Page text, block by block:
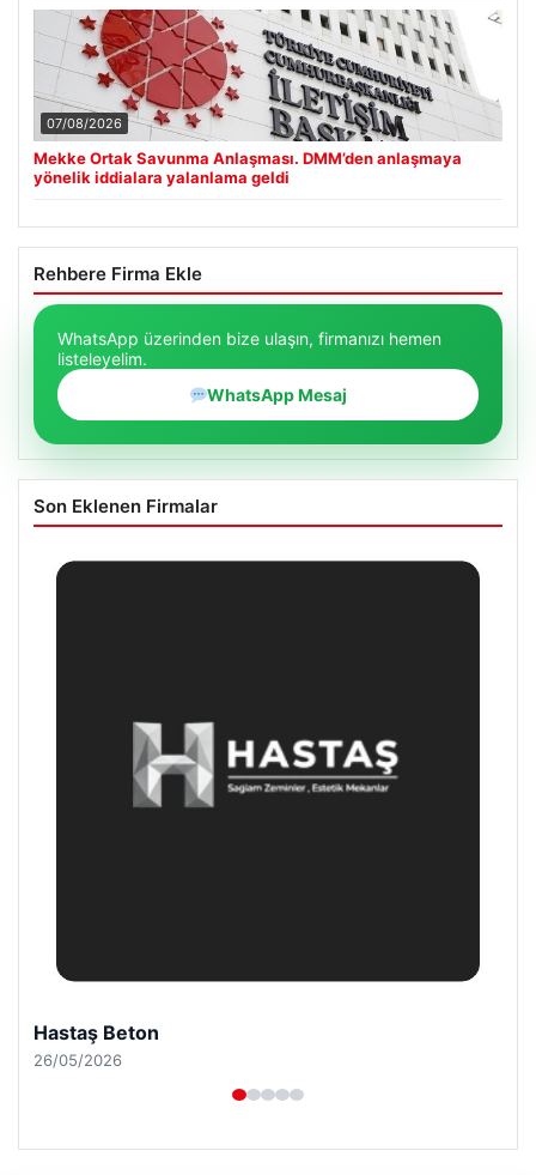
07/08/2026
Mekke Ortak Savunma Anlaşması. DMM’den anlaşmaya
yönelik iddialara yalanlama geldi
Rehbere Firma Ekle
WhatsApp üzerinden bize ulaşın, firmanızı hemen
listeleyelim.
WhatsApp Mesaj
Son Eklenen Firmalar
Hastaş Beton
26/05/2026